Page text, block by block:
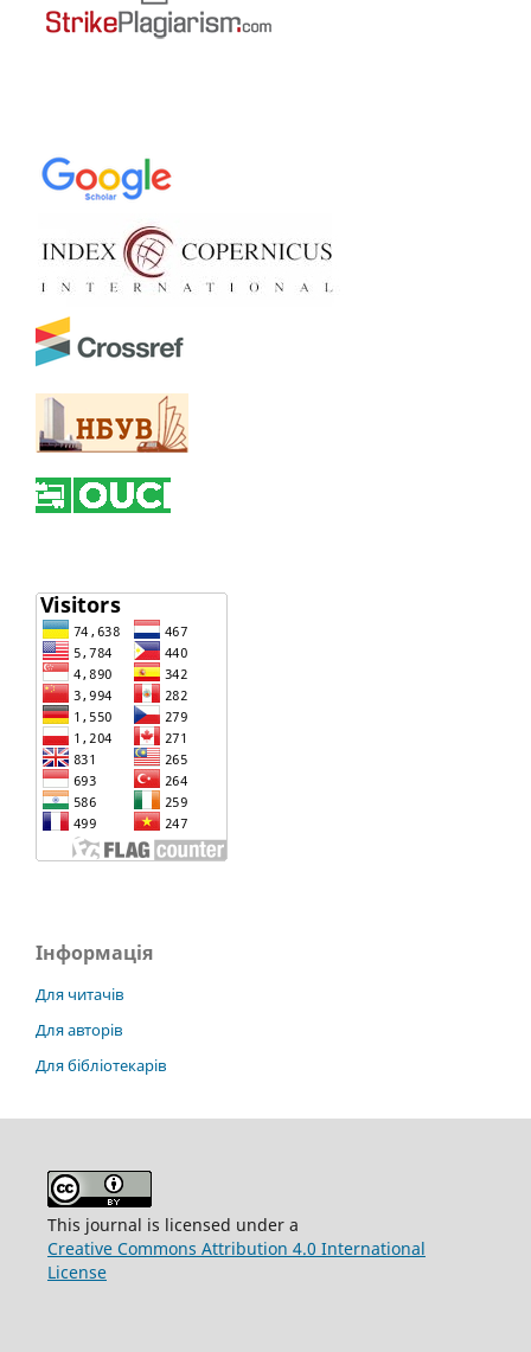
Інформація
Для читачів
Для авторів
Для бібліотекарів
This journal is licensed under a
Creative Commons Attribution 4.0 International
License